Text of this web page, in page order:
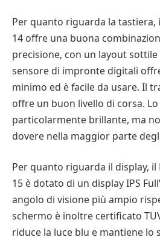
Per quanto riguarda la tastiera,
14 offre una buona
precisione, con un layout sottile
sensore di impronte digitali
minimo ed è facile da usare. Il
offre un buon livello di corsa.
particolarmente brillante, ma
dovere nella maggior parte
Per quanto riguarda il display, il
15 è dotato di un display IPS
angolo di visione più ampio
schermo è inoltre certificato
riduce la luce blu e mantiene lo